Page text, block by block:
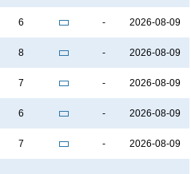
6 - 2026-08-09
8 - 2026-08-09
7 - 2026-08-09
6 - 2026-08-09
7 - 2026-08-09